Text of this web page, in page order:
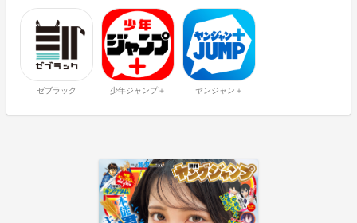
ゼブラック 少年ジャンプ＋ ヤンジャン＋